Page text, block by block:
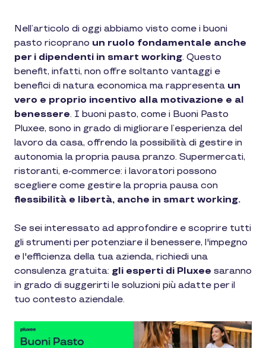
Nell’articolo di oggi abbiamo visto come i buoni
pasto ricoprano un ruolo fondamentale anche
per i dipendenti in smart working. Questo
benefit, infatti, non offre soltanto vantaggi e
benefici di natura economica ma rappresenta un
vero e proprio incentivo alla motivazione e al
benessere. I buoni pasto, come i Buoni Pasto
Pluxee, sono in grado di migliorare l’esperienza del
lavoro da casa, offrendo la possibilità di gestire in
autonomia la propria pausa pranzo. Supermercati,
ristoranti, e-commerce: i lavoratori possono
scegliere come gestire la propria pausa con
flessibilità e libertà, anche in smart working.
Se sei interessato ad approfondire e scoprire tutti
gli strumenti per potenziare il benessere, l'impegno
e l'efficienza della tua azienda, richiedi una
consulenza gratuita: gli esperti di Pluxee saranno
in grado di suggerirti le soluzioni più adatte per il
tuo contesto aziendale.